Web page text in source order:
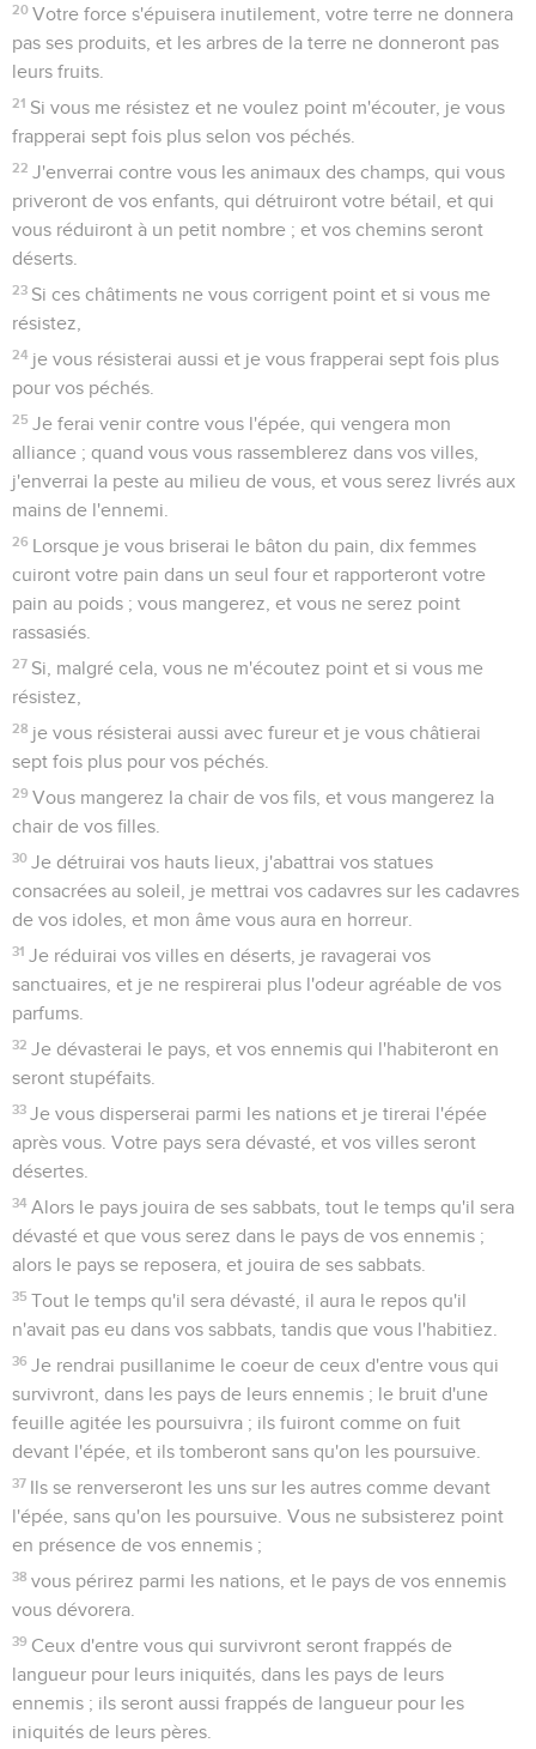
20 Votre force s'épuisera inutilement, votre terre ne donnera
pas ses produits, et les arbres de la terre ne donneront pas
leurs fruits.
21 Si vous me résistez et ne voulez point m'écouter, je vous
frapperai sept fois plus selon vos péchés.
22 J'enverrai contre vous les animaux des champs, qui vous
priveront de vos enfants, qui détruiront votre bétail, et qui
vous réduiront à un petit nombre ; et vos chemins seront
déserts.
23 Si ces châtiments ne vous corrigent point et si vous me
résistez,
24 je vous résisterai aussi et je vous frapperai sept fois plus
pour vos péchés.
25 Je ferai venir contre vous l'épée, qui vengera mon
alliance ; quand vous vous rassemblerez dans vos villes,
j'enverrai la peste au milieu de vous, et vous serez livrés aux
mains de l'ennemi.
26 Lorsque je vous briserai le bâton du pain, dix femmes
cuiront votre pain dans un seul four et rapporteront votre
pain au poids ; vous mangerez, et vous ne serez point
rassasiés.
27 Si, malgré cela, vous ne m'écoutez point et si vous me
résistez,
28 je vous résisterai aussi avec fureur et je vous châtierai
sept fois plus pour vos péchés.
29 Vous mangerez la chair de vos fils, et vous mangerez la
chair de vos filles.
30 Je détruirai vos hauts lieux, j'abattrai vos statues
consacrées au soleil, je mettrai vos cadavres sur les cadavres
de vos idoles, et mon âme vous aura en horreur.
31 Je réduirai vos villes en déserts, je ravagerai vos
sanctuaires, et je ne respirerai plus l'odeur agréable de vos
parfums.
32 Je dévasterai le pays, et vos ennemis qui l'habiteront en
seront stupéfaits.
33 Je vous disperserai parmi les nations et je tirerai l'épée
après vous. Votre pays sera dévasté, et vos villes seront
désertes.
34 Alors le pays jouira de ses sabbats, tout le temps qu'il sera
dévasté et que vous serez dans le pays de vos ennemis ;
alors le pays se reposera, et jouira de ses sabbats.
35 Tout le temps qu'il sera dévasté, il aura le repos qu'il
n'avait pas eu dans vos sabbats, tandis que vous l'habitiez.
36 Je rendrai pusillanime le coeur de ceux d'entre vous qui
survivront, dans les pays de leurs ennemis ; le bruit d'une
feuille agitée les poursuivra ; ils fuiront comme on fuit
devant l'épée, et ils tomberont sans qu'on les poursuive.
37 Ils se renverseront les uns sur les autres comme devant
l'épée, sans qu'on les poursuive. Vous ne subsisterez point
en présence de vos ennemis ;
38 vous périrez parmi les nations, et le pays de vos ennemis
vous dévorera.
39 Ceux d'entre vous qui survivront seront frappés de
langueur pour leurs iniquités, dans les pays de leurs
ennemis ; ils seront aussi frappés de langueur pour les
iniquités de leurs pères.